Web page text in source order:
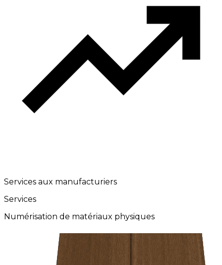
Services aux manufacturiers
Services
Numérisation de matériaux physiques